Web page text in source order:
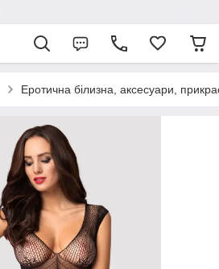
Еротична білизна, аксесуари,